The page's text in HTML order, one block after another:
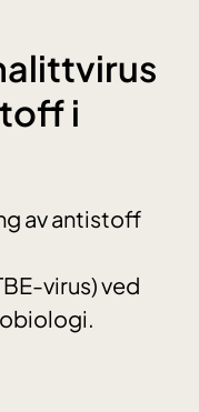
i
av antistoff
virus) ved